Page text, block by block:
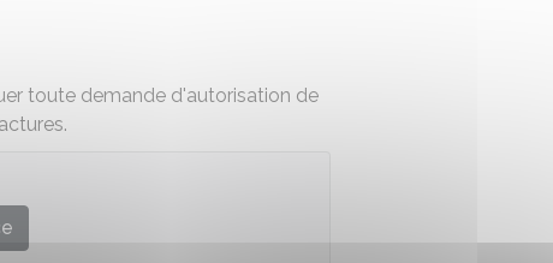
toute demande d'autorisation de